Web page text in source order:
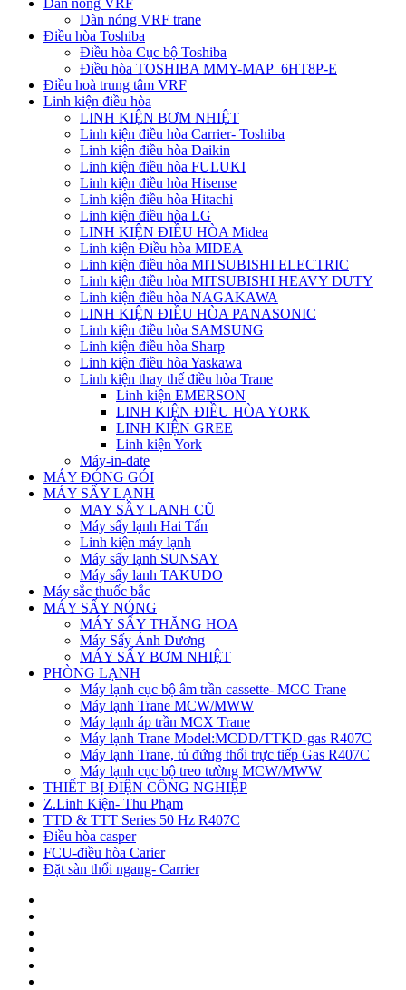
Dàn nóng VRF
Dàn nóng VRF trane
Điều hòa Toshiba
Điều hòa Cục bộ Toshiba
Điều hòa TOSHIBA MMY-MAP_6HT8P-E
Điều hoà trung tâm VRF
Linh kiện điều hòa
LINH KIỆN BƠM NHIỆT
Linh kiện điều hòa Carrier- Toshiba
Linh kiện điều hòa Daikin
Linh kiện điều hòa FULUKI
Linh kiện điều hòa Hisense
Linh kiện điều hòa Hitachi
Linh kiện điều hòa LG
LINH KIỆN ĐIỀU HÒA Midea
Linh kiện Điều hòa MIDEA
Linh kiện điều hòa MITSUBISHI ELECTRIC
Linh kiện điều hòa MITSUBISHI HEAVY DUTY
Linh kiện điều hòa NAGAKAWA
LINH KIỆN ĐIỀU HÒA PANASONIC
Linh kiện điều hòa SAMSUNG
Linh kiện điều hòa Sharp
Linh kiện điều hòa Yaskawa
Linh kiện thay thế điều hòa Trane
Linh kiện EMERSON
LINH KIỆN ĐIỀU HÒA YORK
LINH KIỆN GREE
Linh kiện York
Máy-in-date
MÁY ĐÓNG GÓI
MÁY SẤY LẠNH
MAY SÂY LANH CŨ
Máy sấy lạnh Hai Tấn
Linh kiện máy lạnh
Máy sấy lạnh SUNSAY
Máy sấy lanh TAKUDO
Máy sắc thuốc bắc
MÁY SẤY NÓNG
MÁY SẤY THĂNG HOA
Máy Sấy Ánh Dương
MÁY SẤY BƠM NHIỆT
PHÒNG LẠNH
Máy lạnh cục bộ âm trần cassette- MCC Trane
Máy lạnh Trane MCW/MWW
Máy lạnh áp trần MCX Trane
Máy lạnh Trane Model:MCDD/TTKD-gas R407C
Máy lạnh Trane, tủ đứng thổi trực tiếp Gas R407C
Máy lạnh cục bộ treo tường MCW/MWW
THIẾT BỊ ĐIỆN CÔNG NGHIỆP
Z.Linh Kiện- Thu Phạm
TTD & TTT Series 50 Hz R407C
Điều hòa casper
FCU-điều hòa Carier
Đặt sàn thổi ngang- Carrier